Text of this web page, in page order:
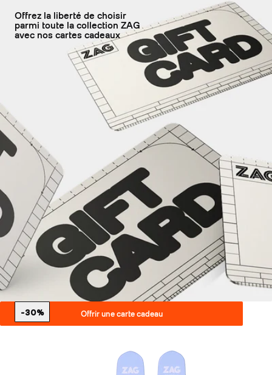
Offrez la liberté de choisir
parmi toute la collection ZAG
avec nos cartes cadeaux
Offrir une carte cadeau
-30%